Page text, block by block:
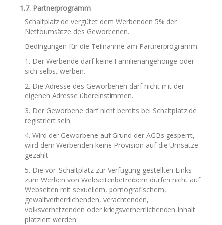
1.7. Partnerprogramm
Schaltplatz.de vergütet dem Werbenden 5% der
Nettoumsätze des Geworbenen.
Bedingungen für die Teilnahme am Partnerprogramm:
1. Der Werbende darf keine Familienangehörige oder
sich selbst werben.
2. Die Adresse des Geworbenen darf nicht mit der
eigenen Adresse übereinstimmen.
3. Der Geworbene darf nicht bereits bei Schaltplatz.de
registriert sein.
4. Wird der Geworbene auf Grund der AGBs gesperrt,
wird dem Werbenden keine Provision auf die Umsätze
gezahlt.
5. Die von Schaltplatz zur Verfügung gestellten Links
zum Werben von Webseitenbetreibern dürfen nicht auf
Webseiten mit sexuellem, pornografischem,
gewaltverherrlichenden, verachtenden,
volksverhetzenden oder kriegsverherrlichenden Inhalt
platziert werden.